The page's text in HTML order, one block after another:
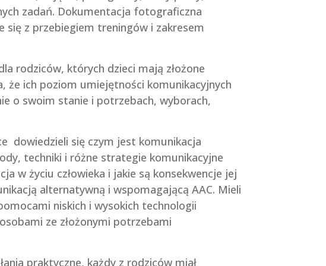
zadań. Dokumentacja fotograficzna
się z przebiegiem treningów i zakresem
rodziców, których dzieci mają złożone
że ich poziom umiejętności komunikacyjnych
o swoim stanie i potrzebach, wyborach,
dowiedzieli się czym jest komunikacja
techniki i różne strategie komunikacyjne
w życiu człowieka i jakie są konsekwencje jej
alternatywną i wspomagającą AAC. Mieli
niskich i wysokich technologii
ze złożonymi potrzebami
praktyczne, każdy z rodziców miał